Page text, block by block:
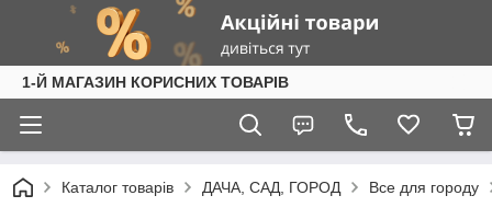
1-Й МАГАЗИН КОРИСНИХ ТОВАРІВ
Каталог товарів ДАЧА, САД, ГОРОД Все для городу